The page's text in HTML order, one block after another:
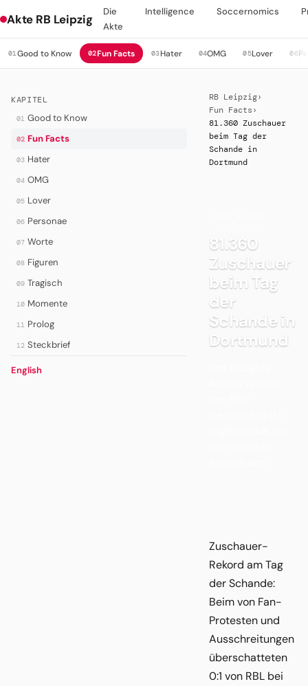
Akte RB Leipzig
Die
Akte
Intelligence Soccernomics
01Good to Know 02Fun Facts 03Hater 04OMG 05Lover 06
KAPITEL
01 Good to Know
02 Fun Facts
03 Hater
04 OMG
05 Lover
06 Personae
07 Worte
08 Figuren
09 Tragisch
10 Momente
11 Prolog
12 Steckbrief
English
RB Leipzig›
Fun Facts ›
81.360 Zuschauer
beim Tag der
Schande in
Dortmund
81.360
Zuschauer
beim Tag
der
Schande in
Dortmund
Zuschauer-
Rekord am Tag
der Schande:
Beim von Fan-
Protesten und
Ausschreitungen
überschatteten
0:1 von RBL bei